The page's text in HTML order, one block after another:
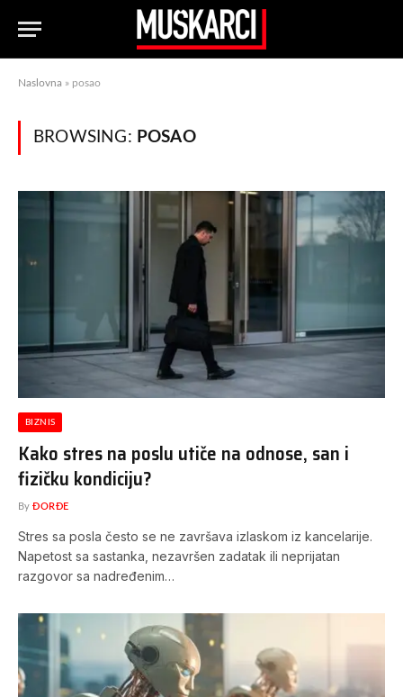
Naslovna » posao
BROWSING: POSAO
BIZNIS
Kako stres na poslu utiče na odnose, san i
fizičku kondiciju?
By ĐORĐE
Stres sa posla često se ne završava izlaskom iz kancelarije.
Napetost sa sastanka, nezavršen zadatak ili neprijatan
razgovor sa nadređenim…